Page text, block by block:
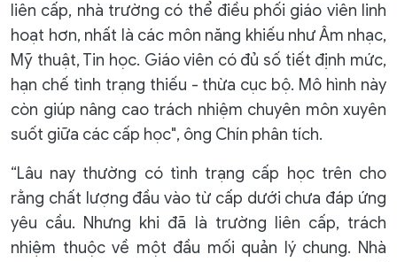
liên cấp, nhà trường có thể điều phối giáo viên linh
hoạt hơn, nhất là các môn năng khiếu như Âm nhạc,
Mỹ thuật, Tin học. Giáo viên có đủ số tiết định mức,
hạn chế tình trạng thiếu - thừa cục bộ. Mô hình này
còn giúp nâng cao trách nhiệm chuyên môn xuyên
suốt giữa các cấp học", ông Chín phân tích.
“Lâu nay thường có tình trạng cấp học trên cho
rằng chất lượng đầu vào từ cấp dưới chưa đáp ứng
yêu cầu. Nhưng khi đã là trường liên cấp, trách
nhiệm thuộc về một đầu mối quản lý chung. Nhà